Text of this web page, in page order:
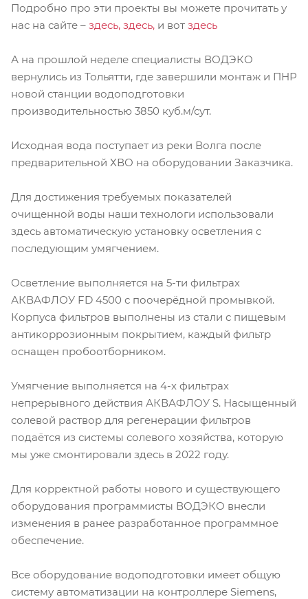
Подробно про эти проекты вы можете прочитать у
нас на сайте – здесь, здесь, и вот здесь
А на прошлой неделе специалисты ВОДЭКО
вернулись из Тольятти, где завершили монтаж и ПНР
новой станции водоподготовки
производительностью 3850 куб.м/сут.
Исходная вода поступает из реки Волга после
предварительной ХВО на оборудовании Заказчика.
Для достижения требуемых показателей
очищенной воды наши технологи использовали
здесь автоматическую установку осветления с
последующим умягчением.
Осветление выполняется на 5-ти фильтрах
АКВАФЛОУ FD 4500 с поочерёдной промывкой.
Корпуса фильтров выполнены из стали с пищевым
антикоррозионным покрытием, каждый фильтр
оснащен пробоотборником.
Умягчение выполняется на 4-х фильтрах
непрерывного действия АКВАФЛОУ S. Насыщенный
солевой раствор для регенерации фильтров
подаётся из системы солевого хозяйства, которую
мы уже смонтировали здесь в 2022 году.
Для корректной работы нового и существующего
оборудования программисты ВОДЭКО внесли
изменения в ранее разработанное программное
обеспечение.
Все оборудование водоподготовки имеет общую
систему автоматизации на контроллере Siemens,